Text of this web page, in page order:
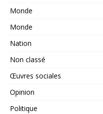
Monde
Monde
Nation
Non classé
Œuvres sociales
Opinion
Politique